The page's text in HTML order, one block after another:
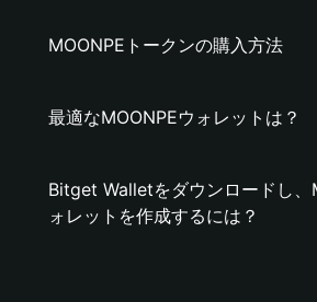
MOONPEトークンの購入方法
最適なMOONPEウォレットは？
Bitget Walletをダウンロードし、
ォレットを作成するには？